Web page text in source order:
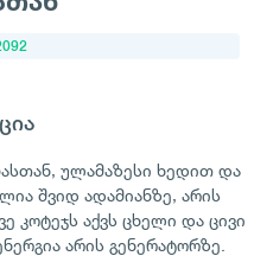
ულამაზესი ხედით და
შვიდ ადამიანზე, არის
კოტეჯს აქვს ცხელი და ცივი
არის გენერატორზე.